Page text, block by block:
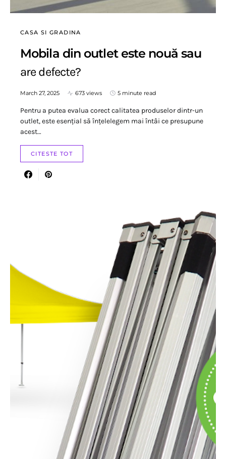
CASA SI GRADINA
Mobila din outlet este nouă sau
are defecte?
March 27, 2025 673 views 5 minute read
Pentru a putea evalua corect calitatea produselor dintr-un
outlet, este esențial să înțelelegem mai întâi ce presupune
acest…
CITESTE TOT